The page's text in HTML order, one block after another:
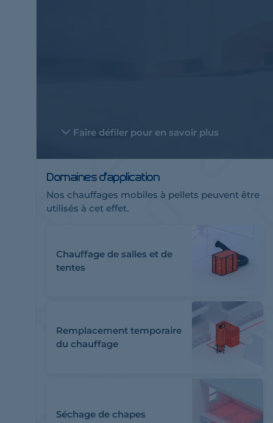
Faire défiler pour en savoir plus
Domaines d'application
Nos chauffages mobiles à pellets peuvent être
utilisés à cet effet.
Chauffage de salles et de
tentes
Remplacement temporaire
du chauffage
Séchage de chapes